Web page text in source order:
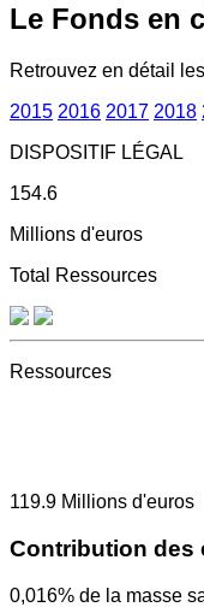
Le Fonds en
Retrouvez en détail
2015 2016 2017 2018
DISPOSITIF LÉGAL
154.6
Millions d'euros
Total Ressources
Ressources
119.9 Millions d'euros
Contribution des
0,016% de la masse